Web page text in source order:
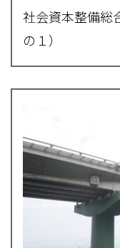
社会資本整備総
の１）